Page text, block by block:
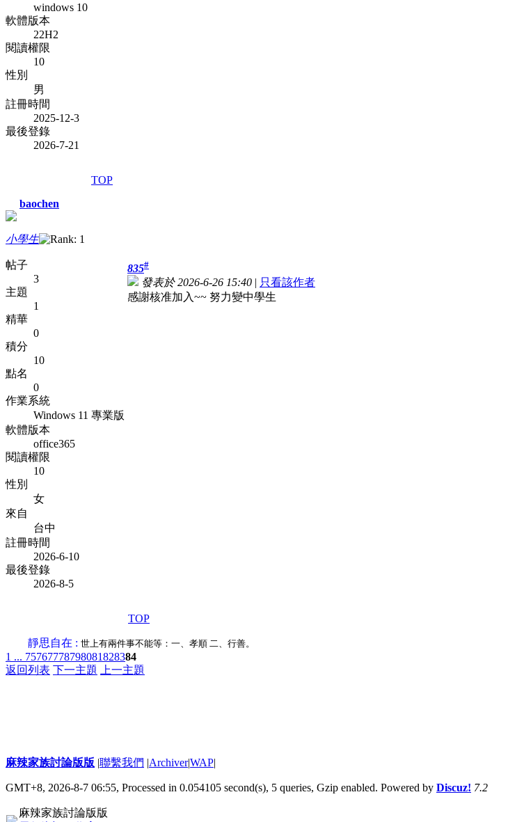
windows 10
軟體版本
22H2
閱讀權限
10
性別
男
註冊時間
2025-12-3
最後登錄
2026-7-21
TOP
baochen
小學生
帖子
3
主題
1
精華
0
積分
10
點名
0
作業系統
Windows 11 專業版
軟體版本
office365
閱讀權限
10
性別
女
來自
台中
註冊時間
2026-6-10
最後登錄
2026-8-5
835#
發表於 2026-6-26 15:40 | 只看該作者
感謝核准加入~~ 努力變中學生
TOP
靜思自在 : 世上有兩件事不能等：一、孝順 二、行善。
1 ... 75767778798081828384
返回列表 下一主題 上一主題
麻辣家族討論版版 |聯繫我們 |Archiver|WAP|
GMT+8, 2026-8-7 06:55, Processed in 0.054105 second(s), 5 queries, Gzip enabled. Powered by Discuz! 7.2
麻辣家族討論版版